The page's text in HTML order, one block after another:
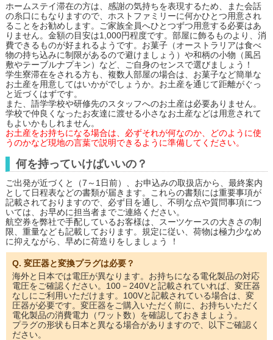
ホームステイ滞在の方は、感謝の気持ちを表現するため、また会話
の糸口にもなりますので、ホストファミリーに何かひとつ用意され
ることをお勧めします。ご家族全員へひとつずつ用意する必要はあ
りません。金額の目安は1,000円程度です。部屋に飾るものより、消
費できるものが好まれるようです。お菓子（オーストラリアは食べ
物の持ち込みに制限があるので避けましょう）や和柄の小物（風呂
敷やテーブルナプキン）など、ご自身のセンスで選びましょう！
学生寮滞在をされる方も、複数人部屋の場合は、お菓子など簡単な
お土産を用意してはいかがでしょうか。お土産を通じて距離がぐっ
と近づくはずです。
また、語学学校や研修先のスタッフへのお土産は必要ありません。
学校で仲良くなったお友達に渡せる小さなお土産などは用意されて
もよいかもしれません。
お土産をお持ちになる場合は、必ずそれが何なのか、どのように使
うのかなど現地の言葉で説明できるように準備してください。
何を持っていけばいいの？
ご出発が近づくと（7～1日前）、お申込みの取扱店から、最終案内
として日程表などの書類が届きます。これらの書類には重要事項が
記載されておりますので、必ず目を通し、不明な点や質問事項につ
いては、お早めに担当者までご連絡ください。
航空券を弊社で手配しているお客様は、スーツケースの大きさの制
限、重量なども記載しております。規定に従い、荷物は極力少なめ
に抑えながら、早めに荷造りをしましょう ！
Q. 変圧器と変換プラグは必要？
海外と日本では電圧が異なります。お持ちになる電化製品の対応
電圧をご確認ください。100－240Vと記載されていれば、変圧器
なしにご利用いただけます。100Vと記載されている場合は、変
圧器が必要です。変圧器をご購入いただく前に、お持ちいただく
電化製品の消費電力（ワット数）を確認しておきましょう。
プラグの形状も日本と異なる場合がありますので、以下ご確認く
ださい。